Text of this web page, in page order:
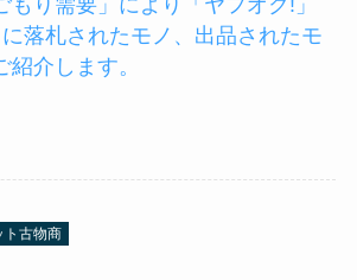
落札されたモノ、出品されたモ
紹介します。
ト古物商